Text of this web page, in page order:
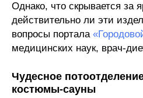
Однако, что скрывается за
действительно ли эти
вопросы портала
медицинских наук, врач-
Чудесное
костюмы-сауны